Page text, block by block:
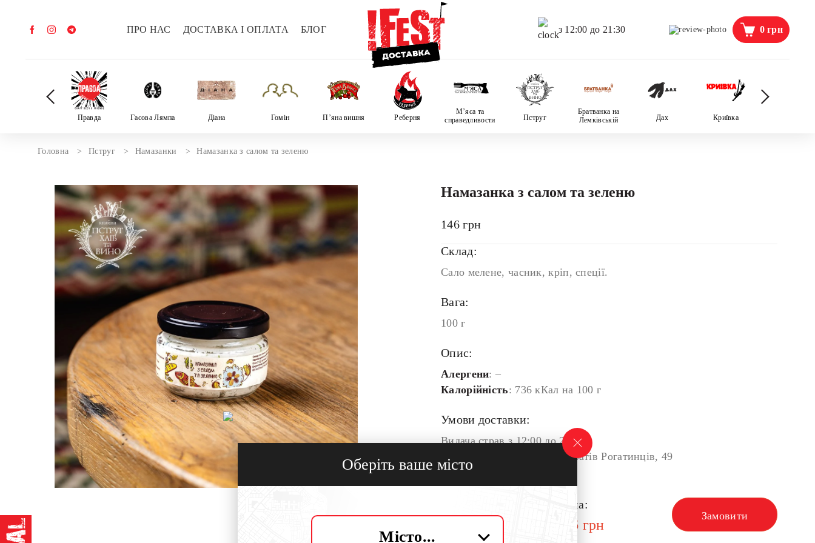
ПРО НАС ДОСТАВКА І ОПЛАТА БЛОГ з 12:00 до 21:30 0грн
Правда Гасова Лямпа Діана Гомін П’яна вишня Реберня
М’яса та
справедливости
Пструг
Братванка на
Лемківській
Дах Криївка
Головна Пструг Намазанки Намазанка з салом та зеленю
Намазанка з салом та зеленю
146 грн
Склад:
Сало мелене, часник, кріп, спеції.
Вага:
100 г
Опис:
Алергени: –
Калорійність: 736 кКал на 100 г
Умови доставки:
Видача страв з 12:00 до 21:30.
Адреса самовивозу:
вул. Братів Рогатинців, 49
Сума:
146 грн
Замовити
Оберіть ваше місто
Місто...